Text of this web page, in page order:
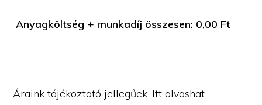
Anyagköltség + munkadíj összesen: 0,00 Ft
Áraink tájékoztató jellegűek. Itt olvashat